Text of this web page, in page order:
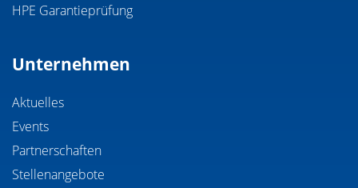
HPE Garantieprüfung
Unternehmen
Aktuelles
Events
Partnerschaften
Stellenangebote